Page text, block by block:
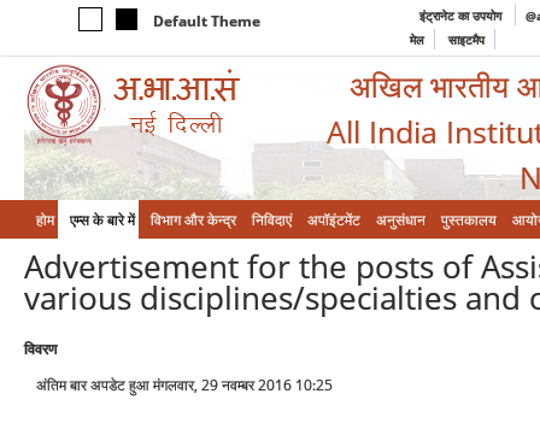
Default Theme इंट्रानेट का उपयोग
मेल
साइटमैप
अखिल भारतीय
All India
होम एम्‍स के बारे में विभाग और केन्‍द्र निविदाएं अपॉइंटमेंट अनुसंधान पुस्तकालय
Advertisement for the posts of
various disciplines/specialties
विवरण
अंतिम बार अपडेट हुआ मंगलवार, 29 नवम्बर 2016 10:25